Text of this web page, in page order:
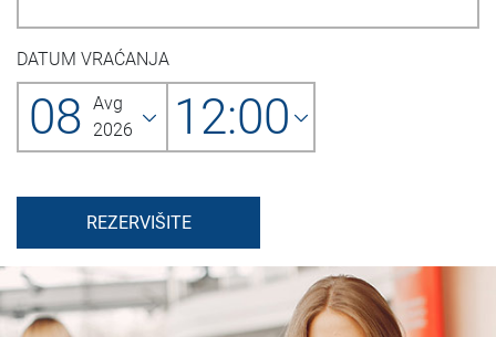
DATUM VRAĆANJA
08 Avg
2026
12:00
REZERVIŠITE